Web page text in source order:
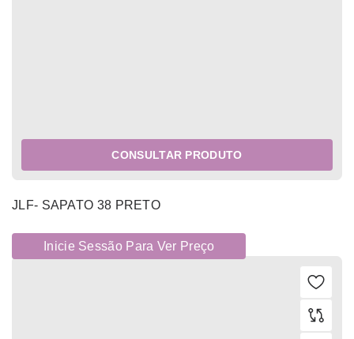
CONSULTAR PRODUTO
JLF- SAPATO 38 PRETO
Inicie Sessão Para Ver Preço